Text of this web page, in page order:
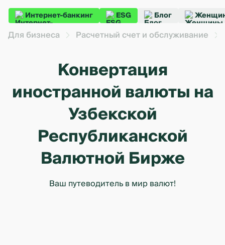
Интернет-банкинг ESG Блог
Для бизнеса Расчетный счет и обслуживание
Конвертация
иностранной валюты на
Узбекской
Республиканской
Валютной Бирже
Ваш путеводитель в мир валют!